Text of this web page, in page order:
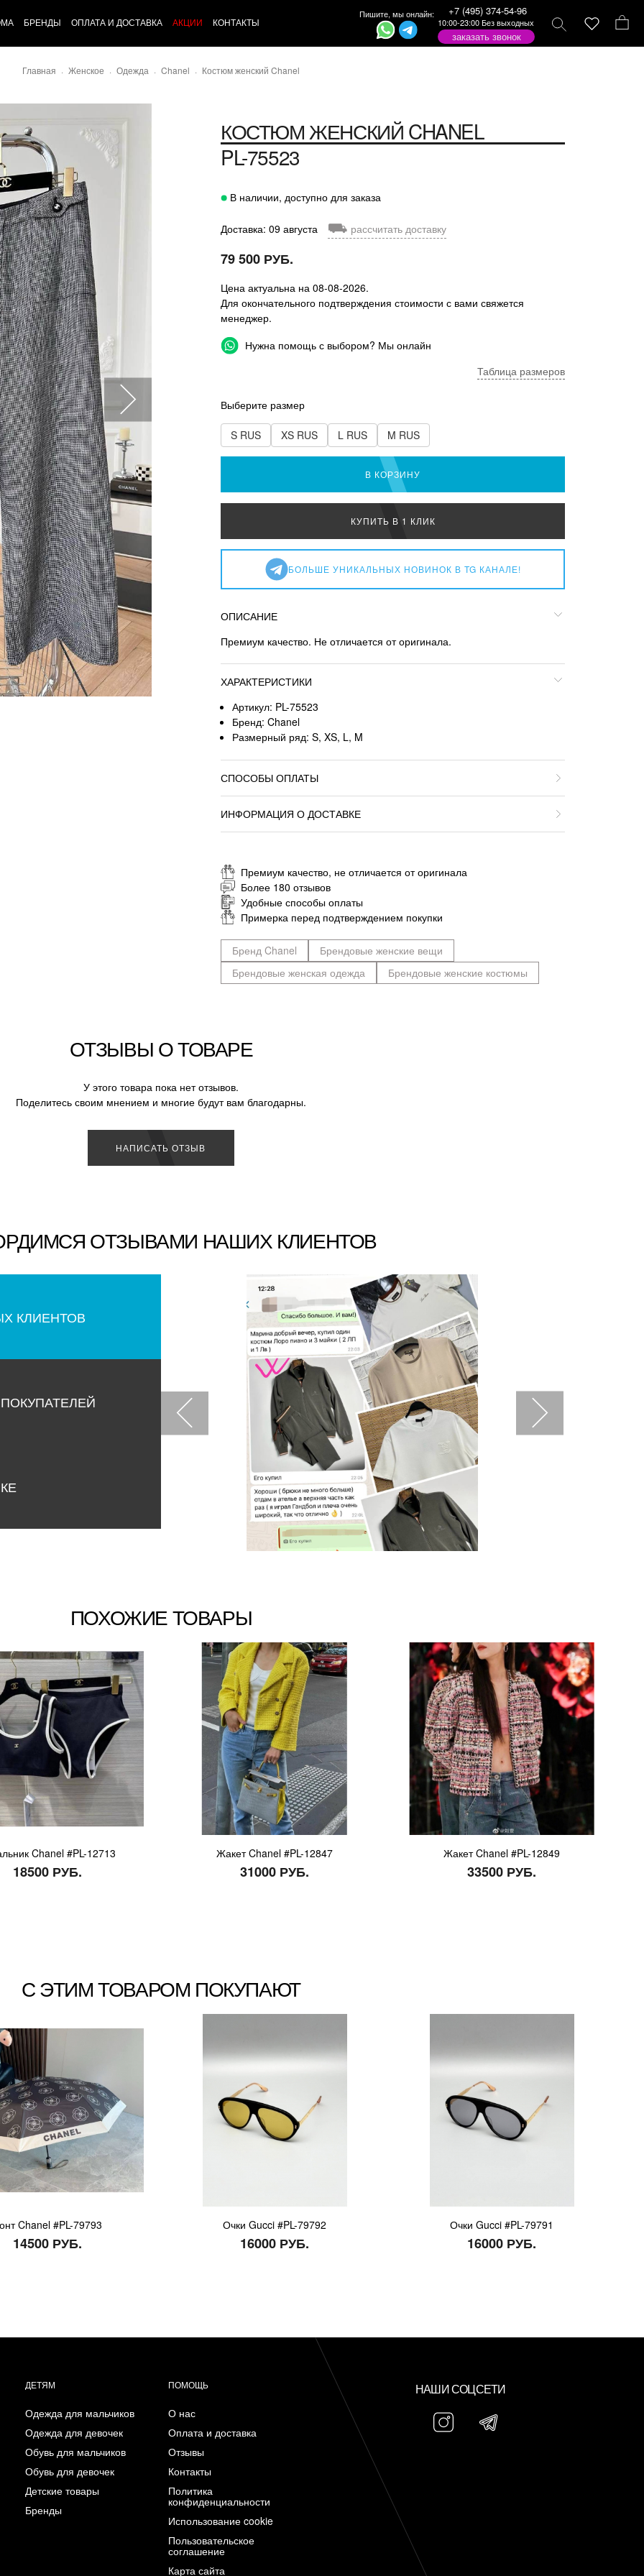
БРЕНДЫ ОПЛАТА И ДОСТАВКА АКЦИИ КОНТАКТЫ
Пишите, мы онлайн: +7 (495) 374-54-96
10:00-23:00 Без выходных
заказать звонок
Главная Женское Одежда Chanel Костюм женский Chanel
КОСТЮМ ЖЕНСКИЙ CHANEL
PL-75523
В наличии, доступно для заказа
Доставка: 09 августа ⛟ рассчитать доставку
79 500 РУБ.
Цена актуальна на 08-08-2026.
Для окончательного подтверждения стоимости с вами свяжется
менеджер.
Нужна помощь с выбором? Мы онлайн
Таблица размеров
Выберите размер
S RUS XS RUS L RUS M RUS
В КОРЗИНУ
КУПИТЬ В 1 КЛИК
БОЛЬШЕ УНИКАЛЬНЫХ НОВИНОК В TG КАНАЛЕ!
ОПИСАНИЕ
Премиум качество. Не отличается от оригинала.
ХАРАКТЕРИСТИКИ
Артикул: PL-75523
Бренд: Chanel
Размерный ряд: S, XS, L, M
СПОСОБЫ ОПЛАТЫ
ИНФОРМАЦИЯ О ДОСТАВКЕ
Премиум качество, не отличается от оригинала
Более 180 отзывов
Удобные способы оплаты
Примерка перед подтверждением покупки
Бренд Chanel
Брендовые женские вещи
Брендовые женская одежда
Брендовые женские костюмы
ОТЗЫВЫ О ТОВАРЕ
У этого товара пока нет отзывов.
Поделитесь своим мнением и многие будут вам благодарны.
НАПИСАТЬ ОТЗЫВ
ОТЗЫВАМИ НАШИХ КЛИЕНТОВ
КЛИЕНТОВ
ПОХОЖИЕ ТОВАРЫ
Chanel #PL-12713
18500 РУБ.
Жакет Chanel #PL-12847
31000 РУБ.
Жакет Chanel #PL-12849
33500 РУБ.
С ЭТИМ ТОВАРОМ ПОКУПАЮТ
Chanel #PL-79793
14500 РУБ.
Очки Gucci #PL-79792
16000 РУБ.
Очки Gucci #PL-79791
16000 РУБ.
ДЕТЯМ
Одежда для мальчиков
Одежда для девочек
Обувь для мальчиков
Обувь для девочек
Детские товары
Бренды
ПОМОЩЬ
О нас
Оплата и доставка
Отзывы
Контакты
Политика
конфиденциальности
Использование cookie
Пользовательское
соглашение
Карта сайта
НАШИ СОЦСЕТИ